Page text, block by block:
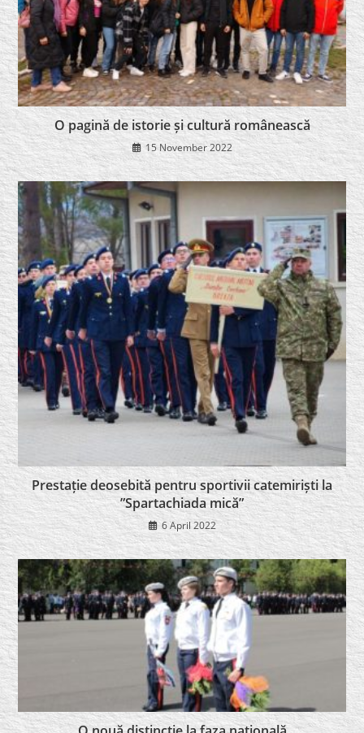
O pagină de istorie și cultură românească
15 November 2022
Prestație deosebită pentru sportivii catemiriști la
”Spartachiada mică”
6 April 2022